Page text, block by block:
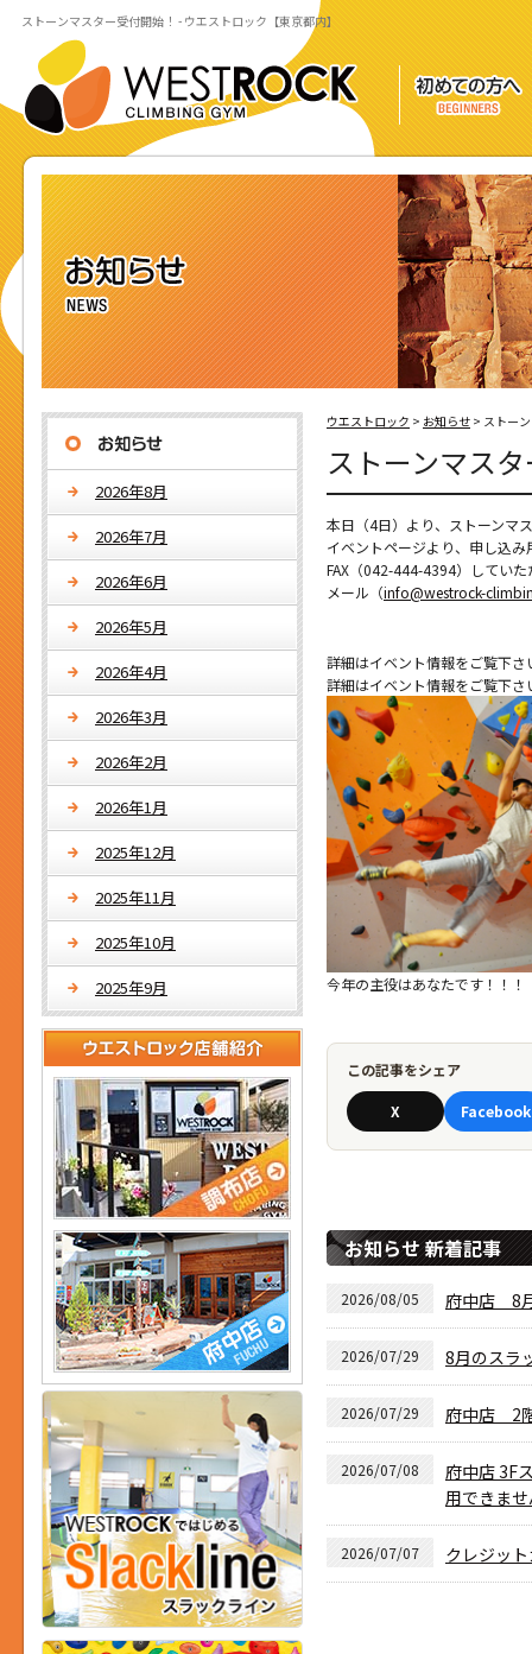
ストーンマスター受付開始！ - ウエストロック【東京都内】
ウエストロック > お知らせ > ストー
ストーンマス
本日（4日）より、ストーンマ
イベントページより、申し込
FAX（042-444-4394）してい
メール（info@westrock-
詳細はイベント情報をご覧下さ
詳細はイベント情報をご覧下さ
今年の主役はあなたです！！！
この記事をシェア
X Facebook
お知らせ 新着記事
2026/08/05 府中店 8
2026/07/29 8月のスラ
2026/07/29 府中店 2
2026/07/08
府中店 3F
用できま
2026/07/07 クレジッ
2026年8月
2026年7月
2026年6月
2026年5月
2026年4月
2026年3月
2026年2月
2026年1月
2025年12月
2025年11月
2025年10月
2025年9月